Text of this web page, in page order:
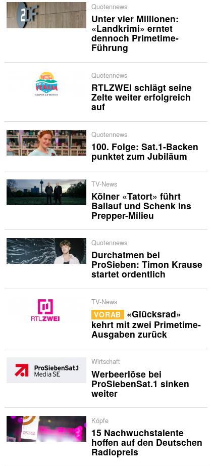
Quotennews
Unter vier Millionen:
«Landkrimi» erntet
dennoch Primetime-
Führung
Quotennews
RTLZWEI schlägt seine
Zelte weiter erfolgreich
auf
Quotennews
100. Folge: Sat.1-Backen
punktet zum Jubiläum
TV-News
Kölner «Tatort» führt
Ballauf und Schenk ins
Prepper-Milieu
Quotennews
Durchatmen bei
ProSieben: Timon Krause
startet ordentlich
TV-News
VORAB «Glücksrad»
kehrt mit zwei Primetime-
Ausgaben zurück
Wirtschaft
Werbeerlöse bei
ProSiebenSat.1 sinken
weiter
Köpfe
15 Nachwuchstalente
hoffen auf den Deutschen
Radiopreis